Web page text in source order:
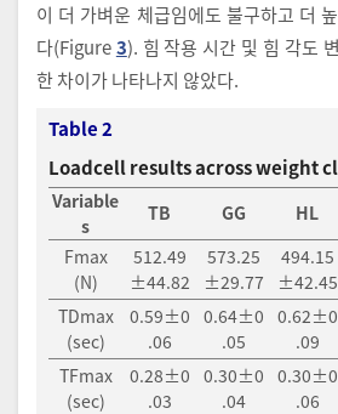
이 더 가벼운 체급임에도 불구하고 더
다(Figure3). 힘 작용 시간 및 힘 각도
한 차이가 나타나지 않았다.
Table 2
Loadcell results across weight
Variable
s
TB GG HL
Fmax
(N)
512.49
±44.82
573.25
±29.77
494.15
±42.45
TDmax
(sec)
0.59±0
.06
0.64±0
.05
0.62±0
.09
TFmax
(sec)
0.28±0
.03
0.30±0
.04
0.30±0
.06